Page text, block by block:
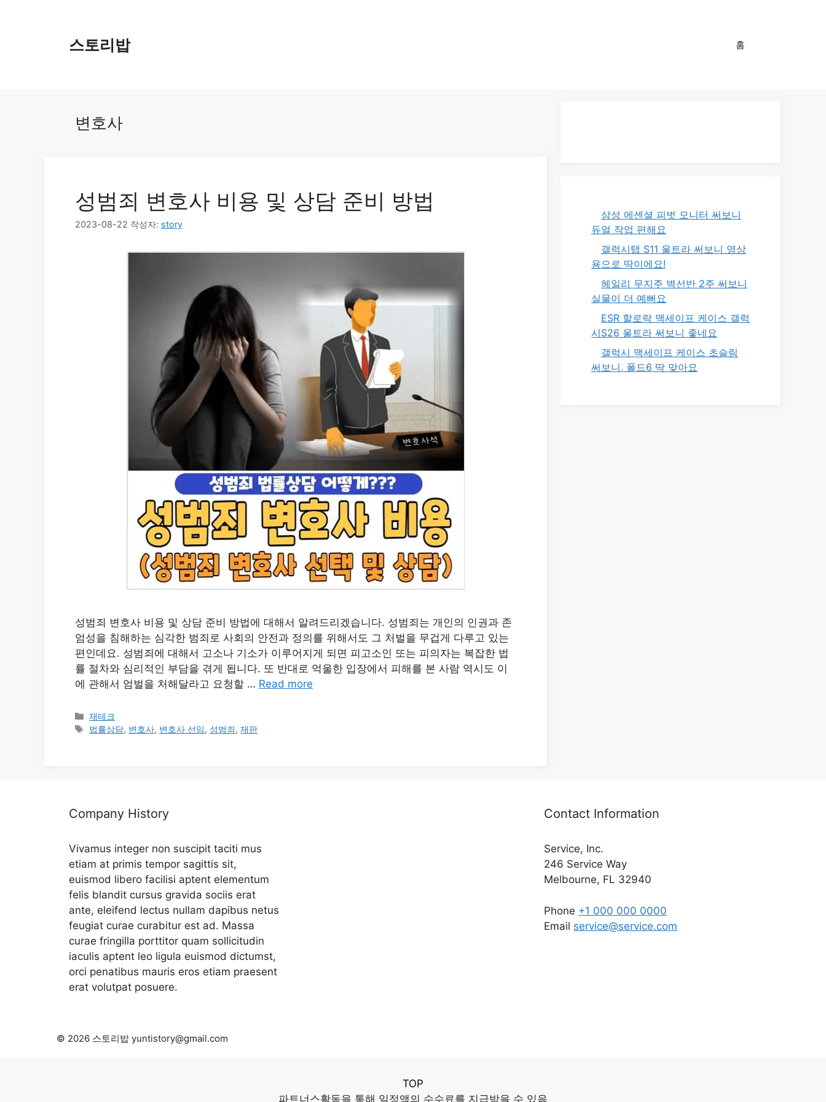
스토리밥 홈
변호사
성범죄 변호사 비용 및 상담 준비 방법
2023-08-22 작성자: story
성범죄 변호사 비용 및 상담 준비 방법에 대해서 알려드리겠습니다. 성범죄는 개인의 인권과 존
엄성을 침해하는 심각한 범죄로 사회의 안전과 정의를 위해서도 그 처벌을 무겁게 다루고 있는
편인데요. 성범죄에 대해서 고소나 기소가 이루어지게 되면 피고소인 또는 피의자는 복잡한 법
률 절차와 심리적인 부담을 겪게 됩니다. 또 반대로 억울한 입장에서 피해를 본 사람 역시도 이
에 관해서 엄벌을 처해달라고 요청할 … Read more
카
테
재테크
태
법률상담, 변호사, 변호사 선임, 성범죄,재판
삼성 에센셜 피벗 모니터 써보니
듀얼 작업 편해요
갤럭시탭 S11 울트라 써보니 영상
용으로 딱이에요!
헤일리 무지주 벽선반 2주 써보니
실물이 더 예뻐요
ESR 할로락 맥세이프 케이스 갤럭
시S26 울트라 써보니 좋네요
갤럭시 맥세이프 케이스 초슬림
써보니, 폴드6 딱 맞아요
Company History
Vivamus integer non suscipit taciti mus
etiam at primis tempor sagittis sit,
euismod libero facilisi aptent elementum
felis blandit cursus gravida sociis erat
ante, eleifend lectus nullam dapibus netus
feugiat curae curabitur est ad. Massa
curae fringilla porttitor quam sollicitudin
iaculis aptent leo ligula euismod dictumst,
orci penatibus mauris eros etiam praesent
erat volutpat posuere.
Contact Information
Service, Inc.
246 Service Way
Melbourne, FL 32940
Phone +1 000 000 0000
Email service@service.com
© 2026 스토리밥 yuntistory@gmail.com
TOP
파트너스활동을 통해 일정액의 수수료를 지급받을 수 있음